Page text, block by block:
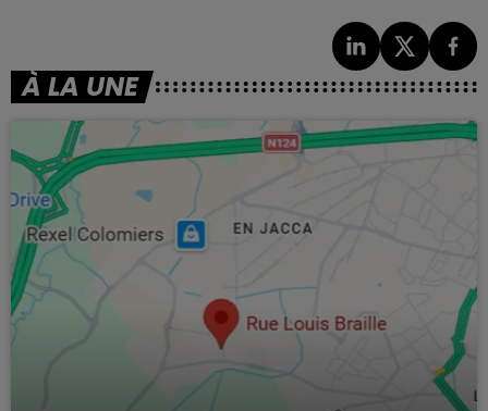
À LA UNE